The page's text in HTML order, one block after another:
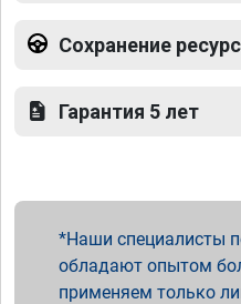
Сохранение
Гарантия 5 лет
Наши специалисты
обладают опытом
применяем только